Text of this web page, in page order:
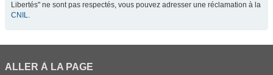
Libertés" ne sont pas respectés, vous pouvez adresser une réclamation à la
CNIL.
ALLER À LA PAGE